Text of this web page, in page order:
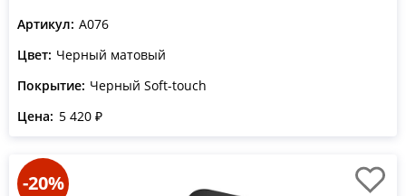
Артикул: A076
Цвет: Черный матовый
Покрытие: Черный Soft-touch
Цена: 5 420 ₽
-20%